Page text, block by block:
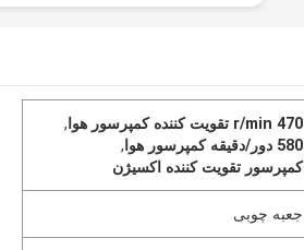
470 r/min تقویت کننده کمپرسور هوا
,
580 دور/دقیقه کمپرسور هوا
,
کمپرسور تقویت کننده اکسیژن
جعبه چوبی